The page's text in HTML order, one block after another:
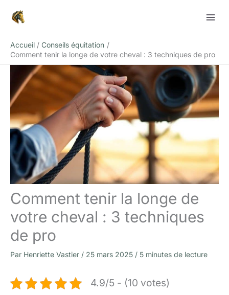
Accueil
Conseils équitation
Comment tenir la longe de votre cheval : 3 techniques de pro
Comment tenir la longe de
votre cheval : 3 techniques
de pro
Par Henriette Vastier / 25 mars 2025 / 5 minutes de lecture
4.9/5 - (10 votes)